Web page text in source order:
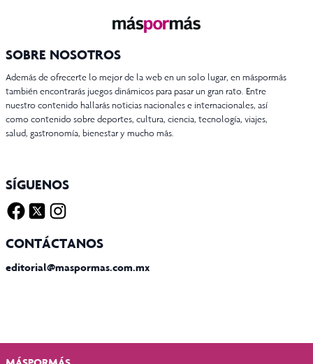
SOBRE NOSOTROS
Además de ofrecerte lo mejor de la web en un solo lugar, en máspormás
también encontrarás juegos dinámicos para pasar un gran rato. Entre
nuestro contenido hallarás noticias nacionales e internacionales, así
como contenido sobre deportes, cultura, ciencia, tecnología, viajes,
salud, gastronomía, bienestar y mucho más.
SÍGUENOS
CONTÁCTANOS
editorial@maspormas.com.mx